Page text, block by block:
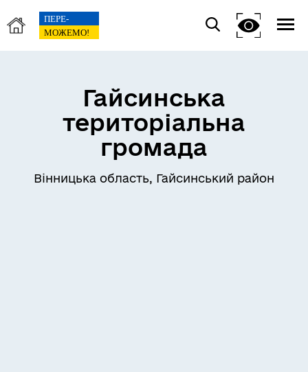
Гайсинська
територіальна
громада
Вінницька область, Гайсинський район